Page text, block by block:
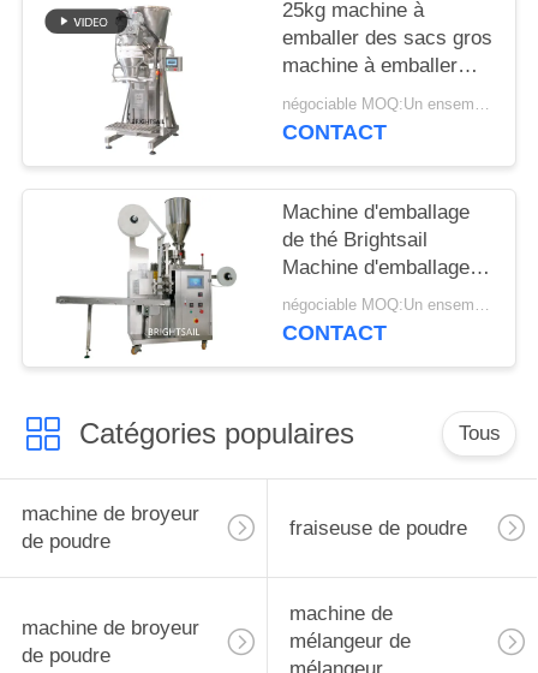
25kg machine à
emballer des sacs gros
machine à emballer
des épices en poudre
pour la fabrication de
négociable MOQ:Un ensemble
CONTACT
Machine d'emballage
de thé Brightsail
Machine d'emballage
en poudre de thé avec
CE
négociable MOQ:Un ensemble
CONTACT
Catégories populaires Tous
machine de broyeur
de poudre
fraiseuse de poudre
machine de broyeur
de poudre
machine de
mélangeur de